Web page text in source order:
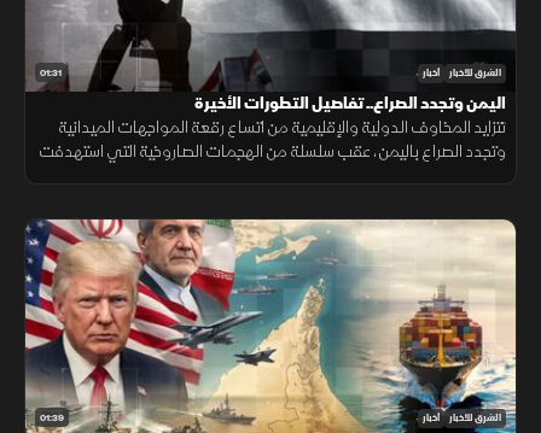
01:31 الشرق للأخبار أخبار
اليمن وتجدد الصراع.. تفاصيل التطورات الأخيرة
تتزايد المخاوف الدولية والإقليمية من اتساع رقعة المواجهات الميدانية
وتجدد الصراع باليمن، عقب سلسلة من الهجمات الصاروخية التي استهدفت
01:39 الشرق للأخبار أخبار